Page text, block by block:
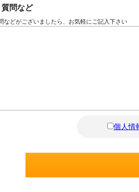
問など
などがございましたら、お気軽にご記入下さい
個人情